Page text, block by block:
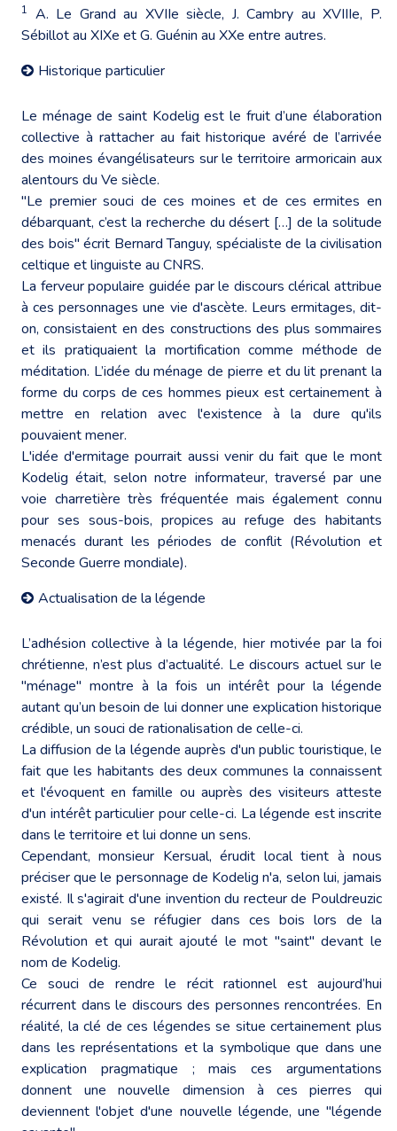
1
A. Le Grand au XVIIe siècle, J. Cambry au XVIIIe, P.
Sébillot au XIXe et G. Guénin au XXe entre autres.
Historique particulier
Le ménage de saint Kodelig est le fruit d’une élaboration
collective à rattacher au fait historique avéré de l’arrivée
des moines évangélisateurs sur le territoire armoricain aux
alentours du Ve siècle.
"Le premier souci de ces moines et de ces ermites en
débarquant, c’est la recherche du désert […] de la solitude
des bois" écrit Bernard Tanguy, spécialiste de la civilisation
celtique et linguiste au CNRS.
La ferveur populaire guidée par le discours clérical attribue
à ces personnages une vie d'ascète. Leurs ermitages, dit-
on, consistaient en des constructions des plus sommaires
et ils pratiquaient la mortification comme méthode de
méditation. L’idée du ménage de pierre et du lit prenant la
forme du corps de ces hommes pieux est certainement à
mettre en relation avec l'existence à la dure qu'ils
pouvaient mener.
L'idée d'ermitage pourrait aussi venir du fait que le mont
Kodelig était, selon notre informateur, traversé par une
voie charretière très fréquentée mais également connu
pour ses sous-bois, propices au refuge des habitants
menacés durant les périodes de conflit (Révolution et
Seconde Guerre mondiale).
Actualisation de la légende
L’adhésion collective à la légende, hier motivée par la foi
chrétienne, n’est plus d’actualité. Le discours actuel sur le
"ménage" montre à la fois un intérêt pour la légende
autant qu’un besoin de lui donner une explication historique
crédible, un souci de rationalisation de celle-ci.
La diffusion de la légende auprès d'un public touristique, le
fait que les habitants des deux communes la connaissent
et l'évoquent en famille ou auprès des visiteurs atteste
d'un intérêt particulier pour celle-ci. La légende est inscrite
dans le territoire et lui donne un sens.
Cependant, monsieur Kersual, érudit local tient à nous
préciser que le personnage de Kodelig n'a, selon lui, jamais
existé. Il s'agirait d'une invention du recteur de Pouldreuzic
qui serait venu se réfugier dans ces bois lors de la
Révolution et qui aurait ajouté le mot "saint" devant le
nom de Kodelig.
Ce souci de rendre le récit rationnel est aujourd’hui
récurrent dans le discours des personnes rencontrées. En
réalité, la clé de ces légendes se situe certainement plus
dans les représentations et la symbolique que dans une
explication pragmatique ; mais ces argumentations
donnent une nouvelle dimension à ces pierres qui
deviennent l'objet d'une nouvelle légende, une "légende